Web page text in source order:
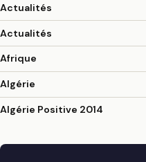
Actualités
Actualités
Afrique
Algérie
Algérie Positive 2014